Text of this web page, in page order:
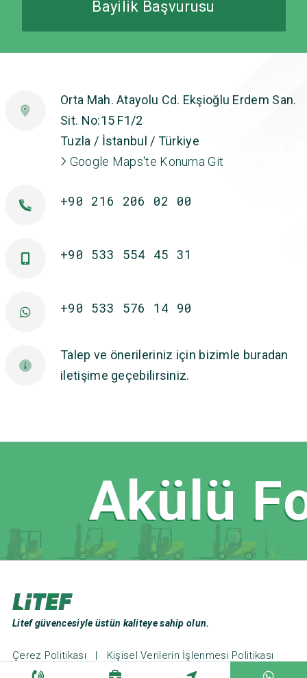
Bayilik Başvurusu
Orta Mah. Atayolu Cd. Ekşioğlu Erdem San.
Sit. No:15 F1/2
Tuzla / İstanbul / Türkiye
Google Maps'te Konuma Git
+90 216 206 02 00
+90 533 554 45 31
+90 533 576 14 90
Talep ve önerileriniz için bizimle buradan
iletişime geçebilirsiniz.
Akülü
Litef güvencesiyle üstün kaliteye sahip olun.
Çerez Politikası |
Kişisel Verilerin İşlenmesi Politikası
Web Tasarım ve Seo: Türk Bilişim